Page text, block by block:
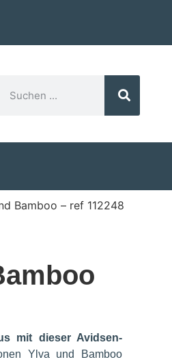
Bamboo – ref 112248
mit dieser Avidsen-
Ylva und Bamboo